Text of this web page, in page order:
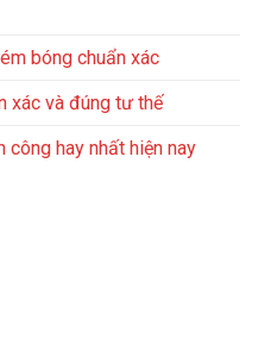
bóng chuẩn xác
xác và đúng tư thế
công hay nhất hiện nay